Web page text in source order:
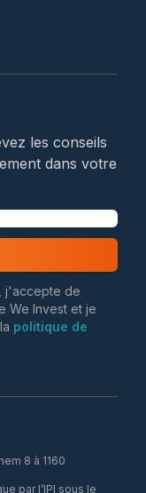
les conseils
dans votre
j'accepte de
We Invest et je
politique de
8 à 1160
par l’IPI sous le